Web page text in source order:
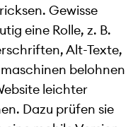
Gewisse
eine Rolle, z. B.
Alt-Texte,
belohnen
leichter
Dazu prüfen sie